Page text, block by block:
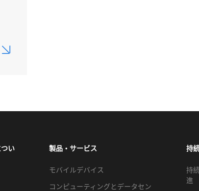
い
製品・サービス
モバイルデバイス
コンピューティングとデータセン
持
持
進